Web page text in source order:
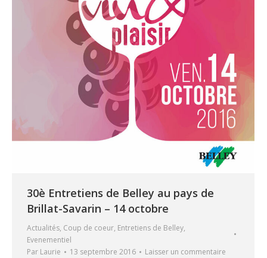
30è Entretiens de Belley au pays de
Brillat-Savarin – 14 octobre
Actualités, Coup de coeur, Entretiens de Belley,
Evenementiel
Par Laurie 13 septembre 2016 Laisser un commentaire